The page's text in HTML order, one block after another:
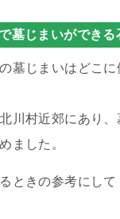
墓じまいができる
墓じまいはどこ
川村近郊にあり
ました。
ときの参考にして